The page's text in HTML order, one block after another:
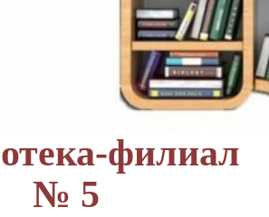
филиал
№ 5